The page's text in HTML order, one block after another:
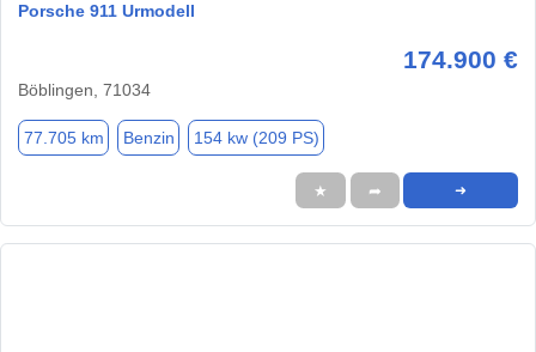
Porsche 911 Urmodell
174.900 €
Böblingen, 71034
77.705 km Benzin 154 kw (209 PS)
★ ➦ ➜